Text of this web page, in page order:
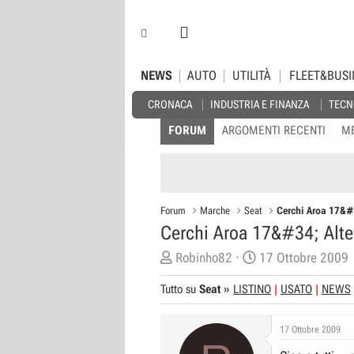
NEWS
CRONACA INDUSTRIA E FINANZA
AUTO UTILITÀ
FORUM ARGOMENTI RECENTI
Forum Marche Seat Cerchi Aroa
Cerchi Aroa 17&#34;
C
r
e
Robinho82
D
a
t
17 Ottobre 2009
Tutto su Seat» LISTINO USATO NEWS
17 Ottobre 2009